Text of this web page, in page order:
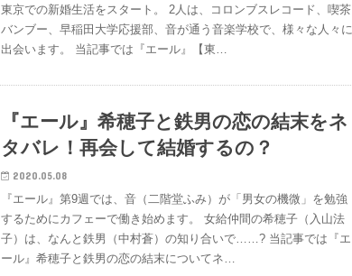
東京での新婚生活をスタート。 2人は、コロンブスレコード、喫茶
バンブー、早稲田大学応援部、音が通う音楽学校で、様々な人々に
出会います。 当記事では『エール』【東…
『エール』希穂子と鉄男の恋の結末をネ
タバレ！再会して結婚するの？
2020.05.08
『エール』第9週では、音（二階堂ふみ）が「男女の機微」を勉強
するためにカフェーで働き始めます。 女給仲間の希穂子（入山法
子）は、なんと鉄男（中村蒼）の知り合いで……? 当記事では『エ
ール』希穂子と鉄男の恋の結末についてネ…